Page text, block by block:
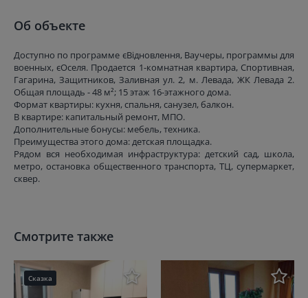
Об объекте
Доступно по программе єВідновлення, Ваучеры, программы для
военных, єОселя. Продается 1-комнатная квартира, Спортивная,
Гагарина, Защитников, Заливная ул. 2, м. Левада, ЖК Левада 2.
Общая площадь - 48 м²; 15 этаж 16-этажного дома.
Формат квартиры: кухня, спальня, санузел, балкон.
В квартире: капитальный ремонт, МПО.
Дополнительные бонусы: мебель, техника.
Преимущества этого дома: детская площадка.
Рядом вся необходимая инфраструктура: детский сад, школа,
метро, остановка общественного транспорта, ТЦ, супермаркет,
сквер.
Смотрите также
Сказка